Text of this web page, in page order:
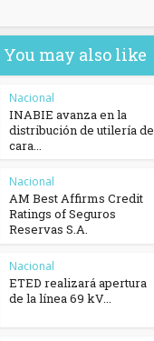
You may also like
Nacional
INABIE avanza en la
distribución de utilería de
cara...
Nacional
AM Best Affirms Credit
Ratings of Seguros
Reservas S.A.
Nacional
ETED realizará apertura
de la línea 69 kV...